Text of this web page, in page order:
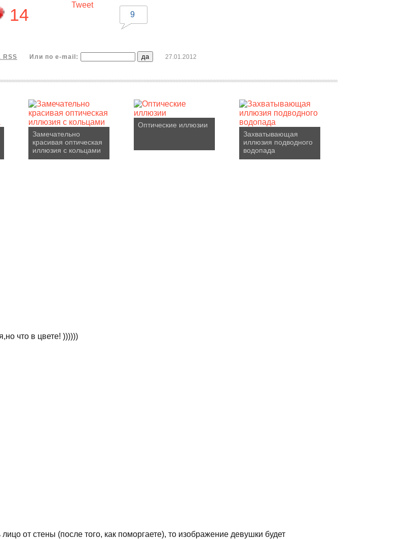
14
Tweet
9
RSS Или по e-mail: 27.01.2012
Замечательно
красивая оптическая
иллюзия с кольцами
Оптические иллюзии
Захватывающая
иллюзия подводного
водопада
что в цвете! ))))))
от стены (после того, как поморгаете), то изображение девушки будет